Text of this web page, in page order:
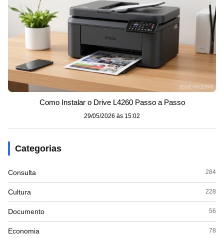
Como Instalar o Drive L4260 Passo a Passo
29/05/2026 às 15:02
Categorias
Consulta 284
Cultura 228
Documento 56
Economia 78